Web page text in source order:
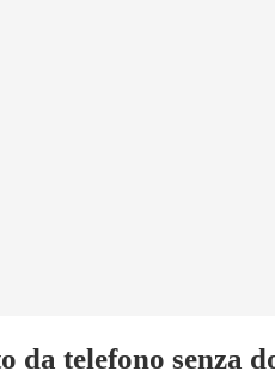
da telefono senza